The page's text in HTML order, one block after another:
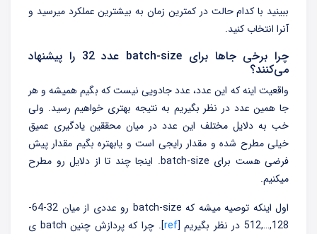
ببینید با کدام حالت در کمترین زمان به بیشترین عملکرد میرسید و
آنرا انتخاب کنید.
چرا برخی جاها برای batch-size عدد 32 را پیشنهاد
می‌کنند؟
واقعیت اینه که این عدد، عدد جادویی نیست که بگیم همیشه و هر
جا همین عدد در نظر بگیریم به نتیجه بهتری خواهیم رسید. ولی
خب به دلایل مختلف این عدد در میان محققین یادگیری عمیق
خیلی مطرح شده و مقدار رایجی است و یابهتره بگیم مقدار پیش
فرضی هست برای batch-size. اینجا چند تا از دلایل رو مطرح
میکنیم.
اول اینکه توصیه میشه که batch-size رو عددی از میان 32-64-
128,…,512 در نظر بگیریم [
ref
]. چرا که پردازش چنین batch ی